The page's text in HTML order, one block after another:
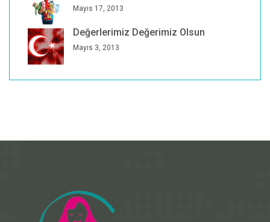
Mayıs 17, 2013
Değerlerimiz Değerimiz Olsun
Mayıs 3, 2013